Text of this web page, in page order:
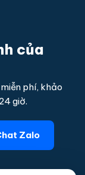
của
phí, khảo
giờ.
Zalo